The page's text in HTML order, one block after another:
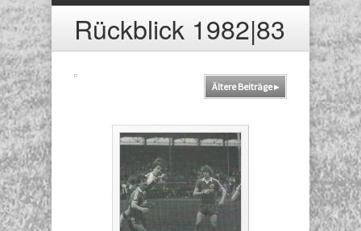
Rückblick 1982|83
Ältere Beiträge▸